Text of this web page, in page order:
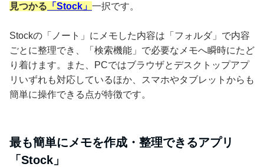
見つかる 「Stock」 一択です。
Stockの「ノート」にメモした内容は「フォルダ」で内容
ごとに整理でき、「検索機能」で必要なメモへ瞬時にたど
り着けます。また、PCではブラウザとデスクトップアプ
リいずれも対応しているほか、スマホやタブレットからも
簡単に操作できる点が特徴です。
最も簡単にメモを作成・整理できるアプリ
「Stock」